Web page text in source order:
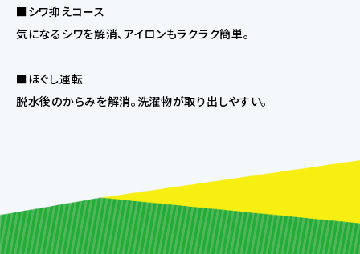
■シワ抑えコース
気になるシワを解消、アイロンもラクラク簡単。
■ほぐし運転
脱水後のからみを解消。洗濯物が取り出しやすい。